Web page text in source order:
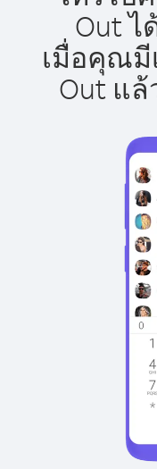
Out ไ
เมื่อคุณมี
Out แ